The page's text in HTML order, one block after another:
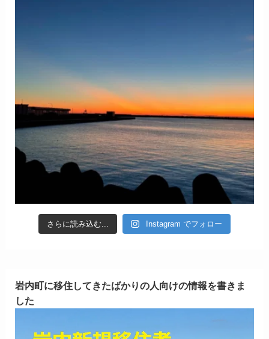
さらに読み込む... Instagram でフォロー
岩内町に移住してきたばかりの人向けの情報を書きま
した